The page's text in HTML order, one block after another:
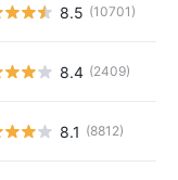
8.5 (10701)
8.4 (2409)
8.1 (8812)